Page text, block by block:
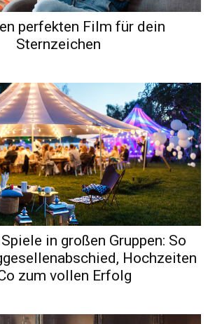
perfekten Film für dein
Sternzeichen
in großen Gruppen: So
Hochzeiten
zum vollen Erfolg